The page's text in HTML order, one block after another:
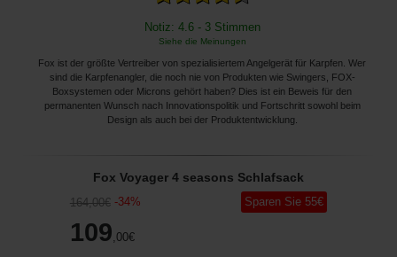
Notiz: 4.6 - 3 Stimmen
Siehe die Meinungen
Fox ist der größte Vertreiber von spezialisiertem Angelgerät für Karpfen. Wer
sind die Karpfenangler, die noch nie von Produkten wie Swingers, FOX-
Boxsystemen oder Microns gehört haben? Dies ist ein Beweis für den
permanenten Wunsch nach Innovationspolitik und Fortschritt sowohl beim
Design als auch bei der Produktentwicklung.
Fox Voyager 4 seasons Schlafsack
164,00€ -34%
109 ,00€
Sparen Sie 55€